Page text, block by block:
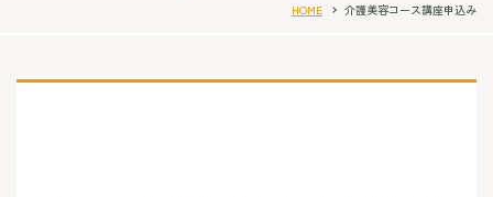
HOME 介護美容コース講座申込み